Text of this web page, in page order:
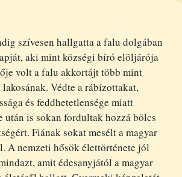
szívesen hallgatta a falu dolgában
aki mint községi bíró elöljárója
volt a falu akkortájt több mint
lakosának. Védte a rábízottakat,
és feddhetetlensége miatt
után is sokan fordultak hozzá bölcs
Fiának sokat mesélt a magyar
A nemzeti hősök élettörténete jól
amit édesanyjától a magyar